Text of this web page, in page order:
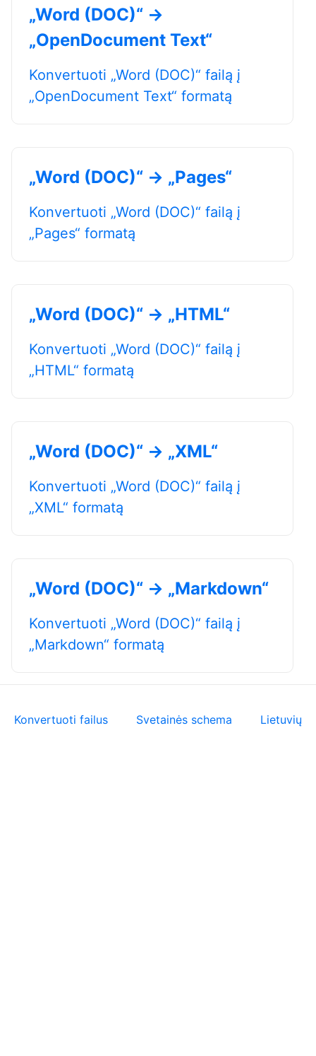
„Word (DOC)“ →
„OpenDocument Text“
Konvertuoti „Word (DOC)“ failą į
„OpenDocument Text“ formatą
„Word (DOC)“ → „Pages“
Konvertuoti „Word (DOC)“ failą į
„Pages“ formatą
„Word (DOC)“ → „HTML“
Konvertuoti „Word (DOC)“ failą į
„HTML“ formatą
„Word (DOC)“ → „XML“
Konvertuoti „Word (DOC)“ failą į
„XML“ formatą
„Word (DOC)“ → „Markdown“
Konvertuoti „Word (DOC)“ failą į
„Markdown“ formatą
Konvertuoti failus Svetainės schema Lietuvių